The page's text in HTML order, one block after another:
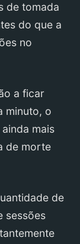
de tomada
do que a
no
a ficar
minuto, o
mais
de morte
de
sessões